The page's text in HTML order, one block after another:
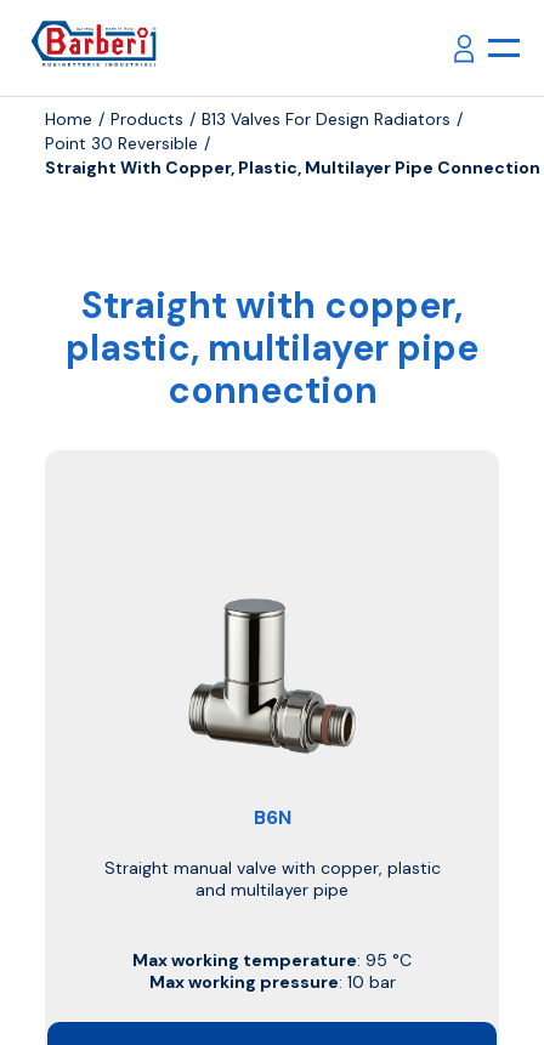
Home Products
B13 Valves For Design Radiators
Point 30 Reversible
Straight With Copper, Plastic, Multilayer Pipe Connection
Straight with copper,
plastic, multilayer pipe
connection
B6N
Straight manual valve with copper, plastic
and multilayer pipe
Max working temperature: 95 °C
Max working pressure: 10 bar